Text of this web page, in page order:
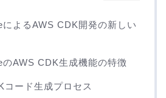
よるAWS CDK開発の新しい
AWS CDK生成機能の特徴
コード生成プロセス